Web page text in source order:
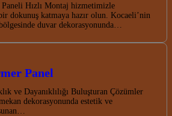
Hızlı Montaj hizmetimizle
dokunuş katmaya hazır olun. Kocaeli’nin
duvar dekorasyonunda…
Panel
ve Dayanıklılığı Buluşturan Çözümler
dekorasyonunda estetik ve